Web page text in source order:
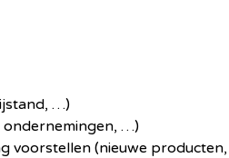
…)
ondernemingen, …)
voorstellen (nieuwe producten,